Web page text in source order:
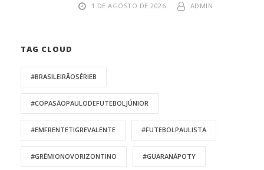
1 DE AGOSTO DE 2026 ADMIN
TAG CLOUD
#BRASILEIRÃOSÉRIEB
#COPASÃOPAULODEFUTEBOLJÚNIOR
#EMFRENTETIGREVALENTE #FUTEBOLPAULISTA
#GRÊMIONOVORIZONTINO #GUARANÁPOTY